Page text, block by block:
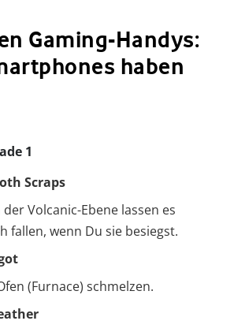
Gaming-Handys:
haben
1
Scraps
Volcanic-Ebene lassen es
fallen, wenn Du sie besiegst.
(Furnace) schmelzen.